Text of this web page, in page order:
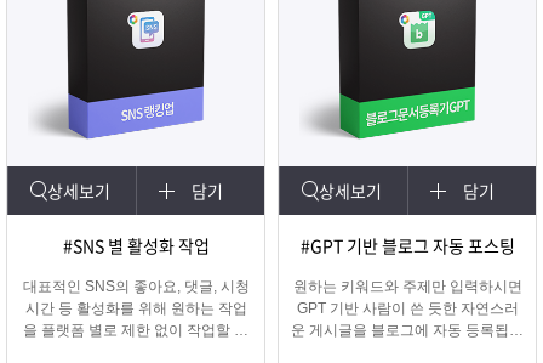
상세보기 담기
#SNS 별 활성화 작업
대표적인 SNS의 좋아요, 댓글, 시청
시간 등 활성화를 위해 원하는 작업
을 플랫폼 별로 제한 없이 작업할 수
상세보기 담기
#GPT 기반 블로그 자동 포스팅
원하는 키워드와 주제만 입력하시면
GPT 기반 사람이 쓴 듯한 자연스러
운 게시글을 블로그에 자동 등록됩니